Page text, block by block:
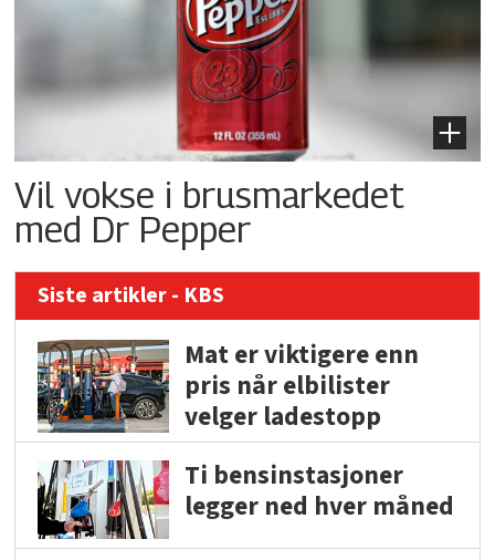
Vil vokse i brusmarkedet
med Dr Pepper
Siste artikler - KBS
Mat er viktigere enn
pris når elbilister
velger ladestopp
Ti bensinstasjoner
legger ned hver måned